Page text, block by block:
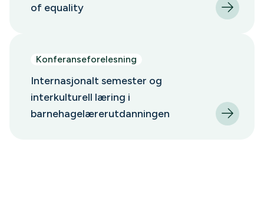
of equality
Konferanseforelesning
Internasjonalt semester og
interkulturell læring i
barnehagelærerutdanningen